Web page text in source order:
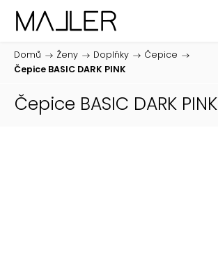
Domů / Ženy / Doplňky / Čepice /
Čepice BASIC DARK PINK
Čepice BASIC DARK PINK